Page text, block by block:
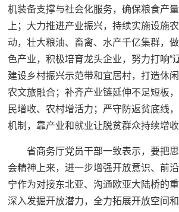
机装备支撑与社会化服务，确保粮食产
上；大力推进产业振兴，持续实施设施
动，壮大粮油、畜禽、水产千亿集群，
色产业，积极培育龙头企业，努力打响“
建设乡村振兴示范带和宜居村，打造休
农文旅融合；补齐产业链延伸不足短板
民增收、农村增活力；严守防返贫底线
机制，靠产业和就业让脱贫群众持续增收
省商务厅党员干部一致表示，要把
会精神上来，进一步增强开放意识、前
宁作为对接东北亚、沟通欧亚大陆桥的
深入发掘开放潜力，全力拓展开放空间